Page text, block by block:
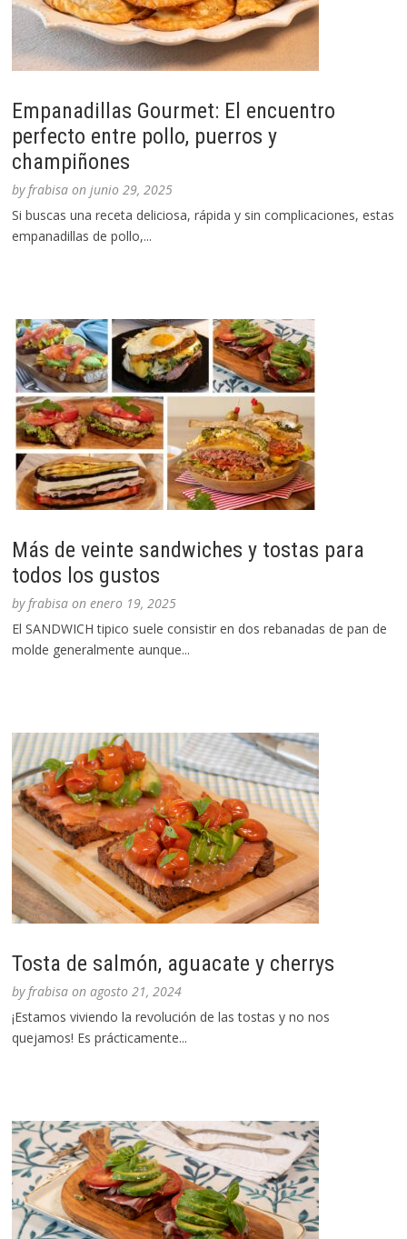
Empanadillas Gourmet: El encuentro
perfecto entre pollo, puerros y
champiñones
byfrabisa onjunio 29, 2025
Si buscas una receta deliciosa, rápida y sin complicaciones, estas
empanadillas de pollo,...
Más de veinte sandwiches y tostas para
todos los gustos
byfrabisa onenero 19, 2025
El SANDWICH tipico suele consistir en dos rebanadas de pan de
molde generalmente aunque...
Tosta de salmón, aguacate y cherrys
byfrabisa onagosto 21, 2024
¡Estamos viviendo la revolución de las tostas y no nos
quejamos! Es prácticamente...